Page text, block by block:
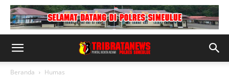
Beranda Humas